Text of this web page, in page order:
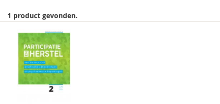
Gerdie Kienhorst
Marieke Kingma
Maaike Kluft
Aafje Knispel
Hans Kroon
1 product gevonden.